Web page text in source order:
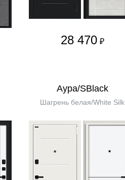
28 470 ₽
Аура/SBlack
Шагрень белая/White Silk